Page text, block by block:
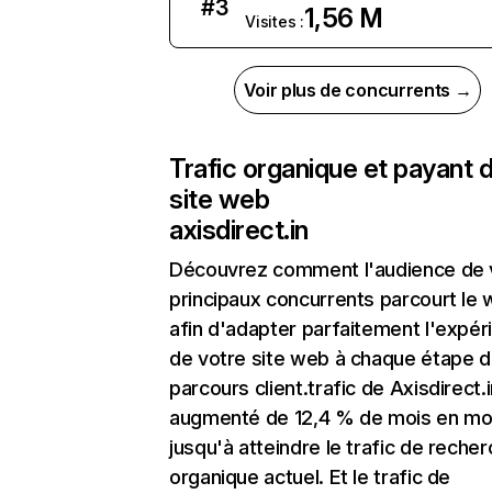
#3
Visites :1,56 M
Voir plus de concurrents →
Trafic organique et payant
site web
axisdirect.in
Découvrez comment l'audience de
principaux concurrents parcourt le
afin d'adapter parfaitement
de votre site web à chaque étape
parcours client.trafic de
augmenté de 12,4 % de mois en
jusqu'à atteindre le trafic de
organique actuel. Et le trafic de